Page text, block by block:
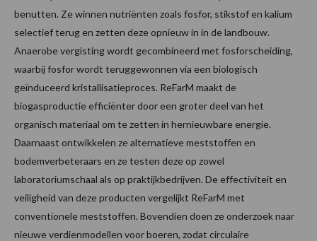
benutten. Ze winnen nutriënten zoals fosfor, stikstof en kalium
selectief terug en zetten deze opnieuw in in de landbouw.
Anaerobe vergisting wordt gecombineerd met fosforscheiding,
waarbij fosfor wordt teruggewonnen via een biologisch
geïnduceerd kristallisatieproces. ReFarM maakt de
biogasproductie efficiënter door een groter deel van het
organisch materiaal om te zetten in hernieuwbare energie.
Daarnaast ontwikkelen ze alternatieve meststoffen en
bodemverbeteraars en ze testen deze op zowel
laboratoriumschaal als op praktijkbedrijven. De effectiviteit en
veiligheid van deze producten vergelijkt ReFarM met
conventionele meststoffen. Bovendien doen ze onderzoek naar
nieuwe verdienmodellen voor boeren, zodat circulaire